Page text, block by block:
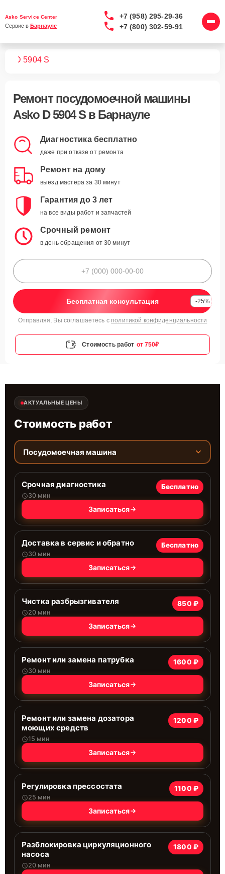
Asko Service Center
Сервис в Барнауле
+7 (958) 295-29-36
+7 (800) 302-59-91
D 5904 S
Ремонт посудомоечной машины
Asko D 5904 Sв Барнауле
Диагностика бесплатно
даже при отказе от ремонта
Ремонт на дому
выезд мастера за 30 минут
Гарантия до 3 лет
на все виды работ и запчастей
Срочный ремонт
в день обращения от 30 минут
Бесплатная консультация -25%
Отправляя, Вы соглашаетесь с политикой конфиденциальности
Стоимость работ от 750₽
АКТУАЛЬНЫЕ ЦЕНЫ
Стоимость работ
Посудомоечная машина
Срочная диагностика
30 мин
Бесплатно
Записаться
Доставка в сервис и обратно
30 мин
Бесплатно
Записаться
Чистка разбрызгивателя
20 мин
850 ₽
Записаться
Ремонт или замена патрубка
30 мин
1600 ₽
Записаться
Ремонт или замена дозатора
моющих средств
15 мин
1200 ₽
Записаться
Регулировка прессостата
25 мин
1100 ₽
Записаться
Разблокировка циркуляционного
насоса
20 мин
1800 ₽